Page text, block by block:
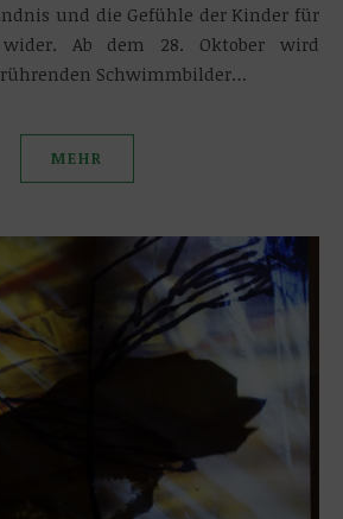
und die Gefühle der Kinder für
Ab dem 28. Oktober wird
Schwimmbilder…
MEHR